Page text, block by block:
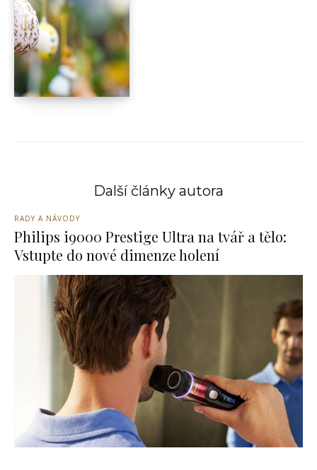
Další články autora
RADY A NÁVODY
Philips i9000 Prestige Ultra na tvář a tělo:
Vstupte do nové dimenze holení